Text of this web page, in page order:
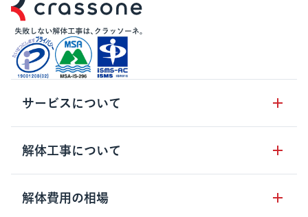
サービスについて
サービスの流れ
サービスのメリット
クラッソーネの自治体連携
解体工事について
解体工事の基礎知識
解体費用の相場